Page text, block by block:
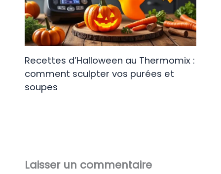
Recettes d’Halloween au Thermomix :
comment sculpter vos purées et
soupes
Laisser un commentaire